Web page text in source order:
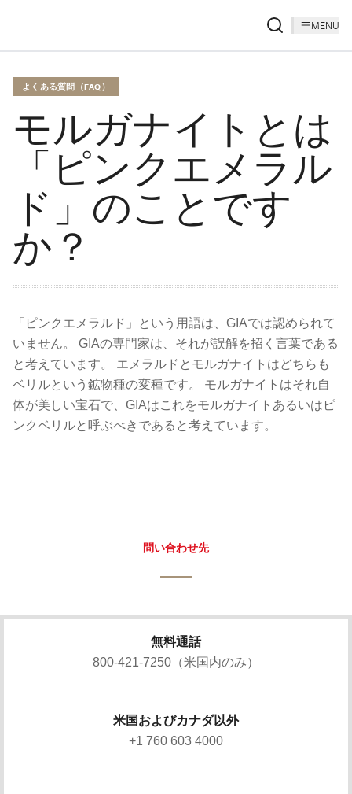
MENU
よくある質問（FAQ）
モルガナイトとは
「ピンクエメラル
ド」のことです
か？
「ピンクエメラルド」という用語は、GIAでは認められて
いません。 GIAの専門家は、それが誤解を招く言葉である
と考えています。 エメラルドとモルガナイトはどちらも
ベリルという鉱物種の変種です。 モルガナイトはそれ自
体が美しい宝石で、GIAはこれをモルガナイトあるいはピ
ンクベリルと呼ぶべきであると考えています。
問い合わせ先
無料通話
800-421-7250（米国内のみ）
米国およびカナダ以外
+1 760 603 4000